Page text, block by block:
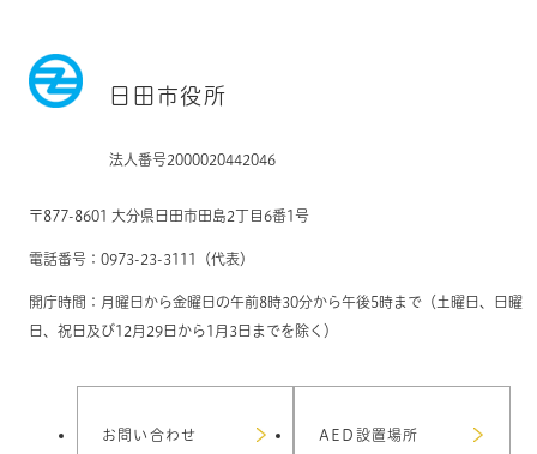
日田市役所
法人番号2000020442046
〒877-8601 大分県日田市田島2丁目6番1号
電話番号：0973-23-3111（代表）
開庁時間：月曜日から金曜日の午前8時30分から午後5時まで（土曜日、日曜
日、祝日及び12月29日から1月3日までを除く）
お問い合わせ AED設置場所